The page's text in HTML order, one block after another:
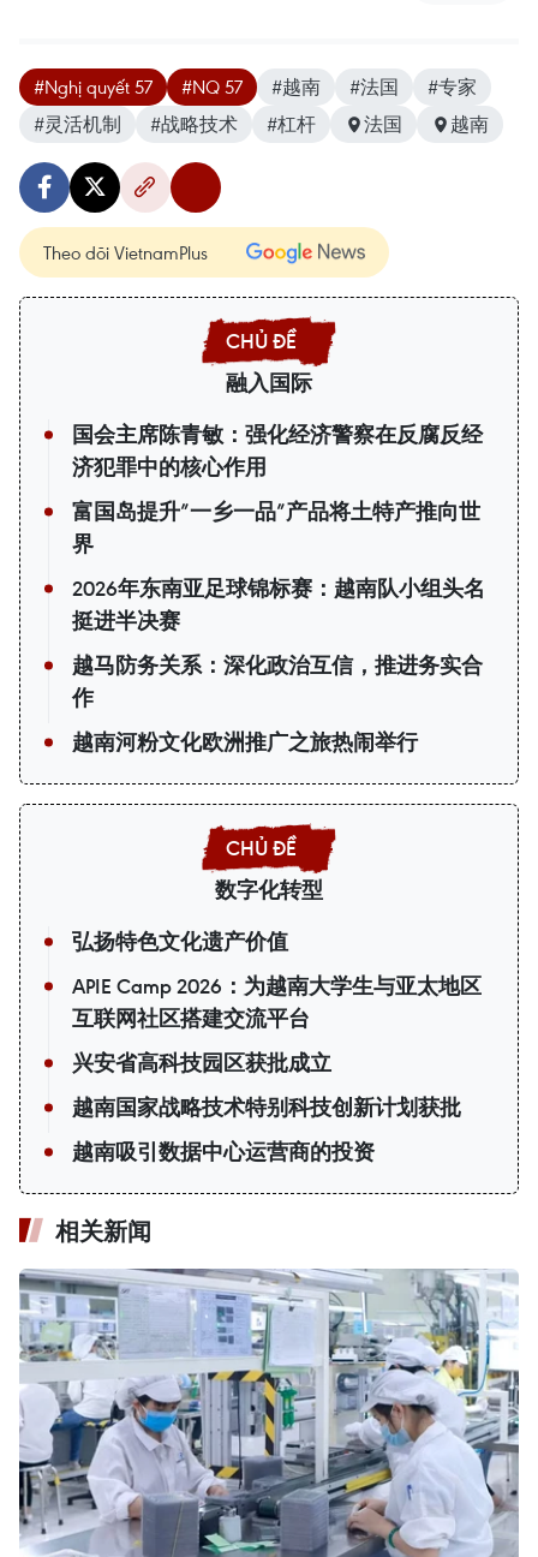
#Nghị quyết 57 #NQ 57 #越南 #法国
#专家
#灵活机制
#战略技术 #杠杆 法国 越南
Theo dõi VietnamPlus
融入国际
国会主席陈青敏：强化经济警察在反腐反经
济犯罪中的核心作用
富国岛提升”一乡一品”产品将土特产推向世
界
2026年东南亚足球锦标赛：越南队小组头名
挺进半决赛
越马防务关系：深化政治互信，推进务实合
作
越南河粉文化欧洲推广之旅热闹举行
数字化转型
弘扬特色文化遗产价值
APIE Camp 2026：为越南大学生与亚太地区
互联网社区搭建交流平台
兴安省高科技园区获批成立
越南国家战略技术特别科技创新计划获批
越南吸引数据中心运营商的投资
相关新闻